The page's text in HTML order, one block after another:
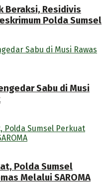
Beraksi, Residivis
Polda Sumsel
Sabu di Musi
Polda Sumsel
Melalui SAROMA